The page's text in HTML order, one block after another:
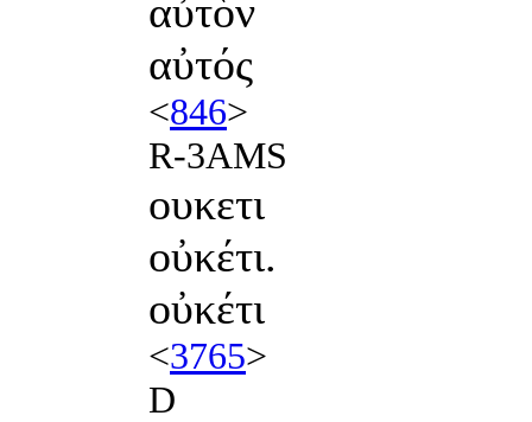
αὐτὸν
αὐτός
<846>
R-3AMS
ουκετι
οὐκέτι.
οὐκέτι
<3765>
D